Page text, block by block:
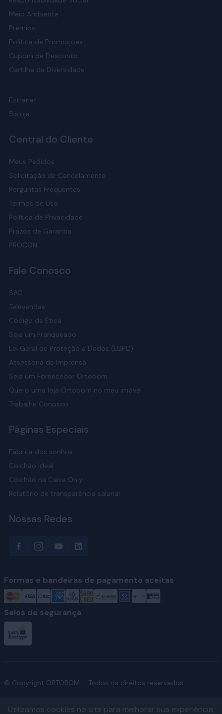
Meio Ambiente
Prêmios
Política de Promoções
Cupom de Desconto
Cartilha da Diversidade
Extranet
Sisloja
Central do Cliente
Meus Pedidos
Solicitação de Cancelamento
Perguntas Frequentes
Termos de Uso
Política de Privacidade
Prazos de Garantia
PROCON
Fale Conosco
SAC
Televendas
Código de Ética
Seja um Franqueado
Lei Geral de Proteção a Dados (LGPD)
Assessoria de Imprensa
Seja um Fornecedor Ortobom
Quero uma loja Ortobom no meu imóvel
Trabalhe Conosco
Páginas Especiais
Fábrica dos sonhos
Colchão Ideal
Colchão na Caixa Only
Relatório de transparência salarial
Nossas Redes
Formas e bandeiras de pagamento aceitas
Selos de segurança
© Copyright ORTOBOM – Todos os direitos reservados.
Utilizamos cookies no site para melhorar sua experiência,